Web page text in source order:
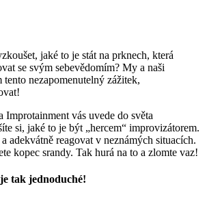
jaké to je stát na prknech, která
se svým sebevědomím? My a naši
tento nezapomenutelný zážitek,
Improtainment vás uvede do světa
si, jaké to je být „hercem“ improvizátorem.
adekvátně reagovat v neznámých situacích.
kopec srandy. Tak hurá na to a zlomte vaz!
tak jednoduché!